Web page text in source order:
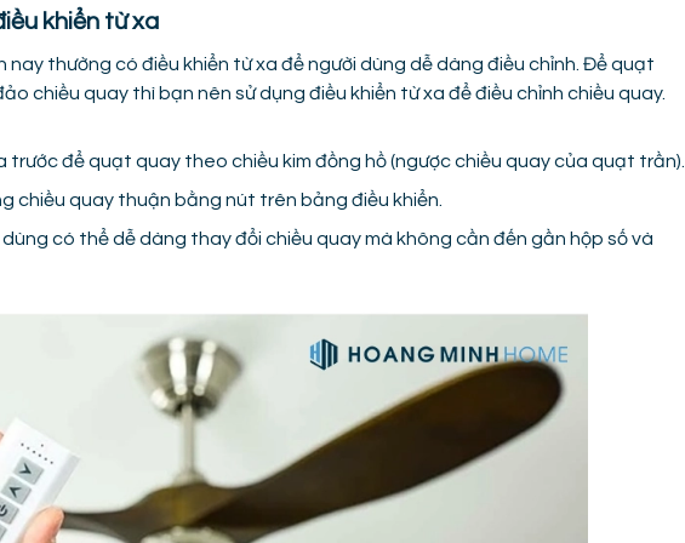
khiển từ xa
thường có điều khiển từ xa để người dùng dễ dàng điều chỉnh. Để quạt
chiều quay thì bạn nên sử dụng điều khiển từ xa để điều chỉnh chiều quay.
để quạt quay theo chiều kim đồng hồ (ngược chiều quay của quạt trần).
chiều quay thuận bằng nút trên bảng điều khiển.
có thể dễ dàng thay đổi chiều quay mà không cần đến gần hộp số và